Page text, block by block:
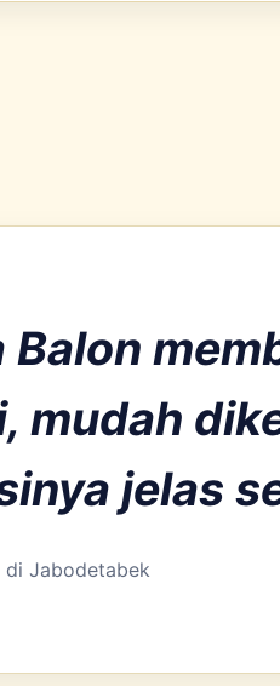
Balon
mudah
jelas
Jabodetabek